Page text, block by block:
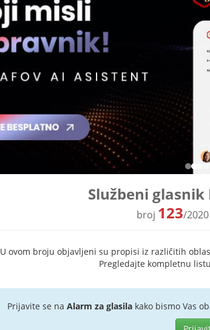
Službeni
broj 123/
U ovom broju objavljeni su propisi iz različitih
Pregledajte kompletnu
Prijavite se na Alarm za glasilakako bismo Vas